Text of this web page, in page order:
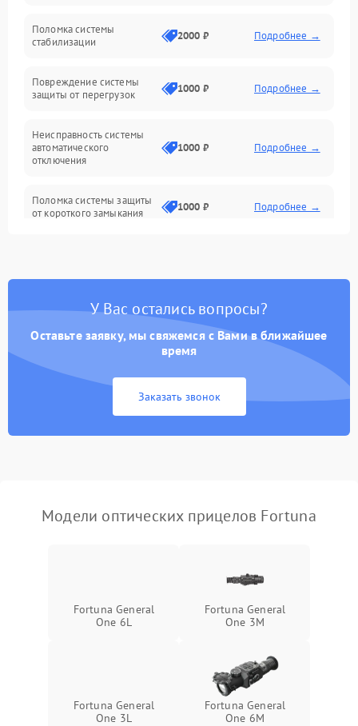
Электропитание
Механика
Корпус/Герметичность
Поломка системы
стабилизации
2000 ₽ Подробнее →
Повреждение системы
защиты от перегрузок
1000 ₽ Подробнее →
Неисправность системы
автоматического
отключения
1000 ₽ Подробнее →
Поломка системы защиты
от короткого замыкания
1000 ₽ Подробнее →
Неисправность системы
перенапряжения
1000 ₽ Подробнее →
Неисправность системы
защиты от замыкания
1000 ₽
защиты от перегрева
У Вас остались вопросы?
Оставьте заявку, мы свяжемся с Вами в ближайшее
время
Заказать звонок
Модели оптических прицелов Fortuna
Fortuna General
One 6L
Fortuna General
One 3M
Fortuna General
One 3L
Fortuna General
One 6M